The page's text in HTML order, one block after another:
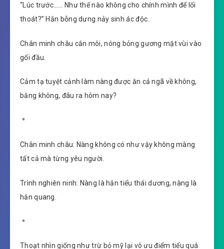
“Lúc trước…… Như thế nào không cho chính mình để lối
thoát?” Hắn bỗng dưng nảy sinh ác độc.
Chân minh châu cắn môi, nóng bỏng gương mặt vùi vào
gối đầu.
Cảm tạ tuyệt cảnh làm nàng được ăn cả ngã về không,
bằng không, đâu ra hôm nay?
＊
Chân minh châu: Nàng không có như vậy không màng
tất cả mà từng yêu người.
Trình nghiên ninh: Nàng là hắn tiểu thái dương, nàng là
hắn quang.
＊
Thoạt nhìn giống như trừ bỏ mỹ lại vô ưu điểm tiểu quá